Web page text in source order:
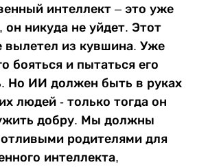
интеллект – это уже
он никуда не уйдет. Этот
из кувшина. Уже
бояться и пытаться его
Но ИИ должен быть в руках
людей - только тогда он
добру. Мы должны
родителями для
интеллекта,